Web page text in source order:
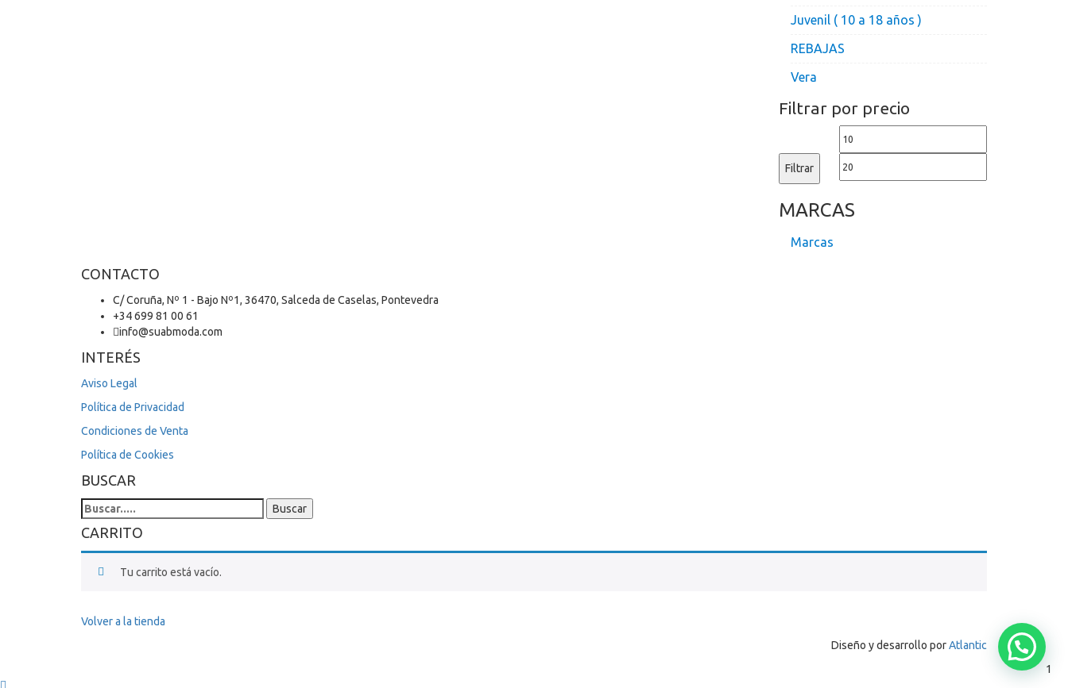
Juvenil ( 10 a 18 años )
REBAJAS
Vera
Filtrar por precio
Precio
Filtrar
MARCAS
Marcas
CONTACTO
C/ Coruña, Nº 1 - Bajo Nº1, 36470, Salceda de Caselas, Pontevedra
+34 699 81 00 61
info@suabmoda.com
INTERÉS
Aviso Legal
Política de Privacidad
Condiciones de Venta
Política de Cookies
BUSCAR
Search
for:
Buscar
CARRITO
Tu carrito está vacío.
Volver a la tienda
Diseño y desarrollo porAtlantic
1